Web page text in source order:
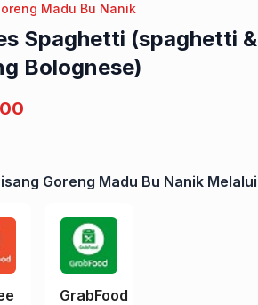
Madu Bu Nanik
Spaghetti (spaghetti &
Bolognese)
Goreng Madu Bu Nanik Melalui
GrabFood